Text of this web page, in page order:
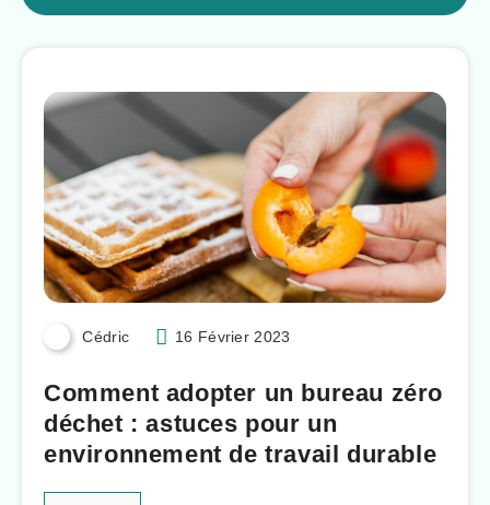
Cédric 16 Février 2023
Comment adopter un bureau zéro
déchet : astuces pour un
environnement de travail durable